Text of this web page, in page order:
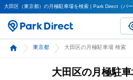
大田区（東京都）の月極駐車場を検索 | Park Direct（パー
東京都 大田区の月極駐車場 検索
大田区の月極駐